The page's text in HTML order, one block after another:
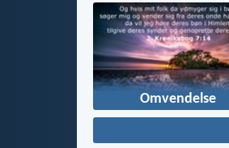
Omvendelse